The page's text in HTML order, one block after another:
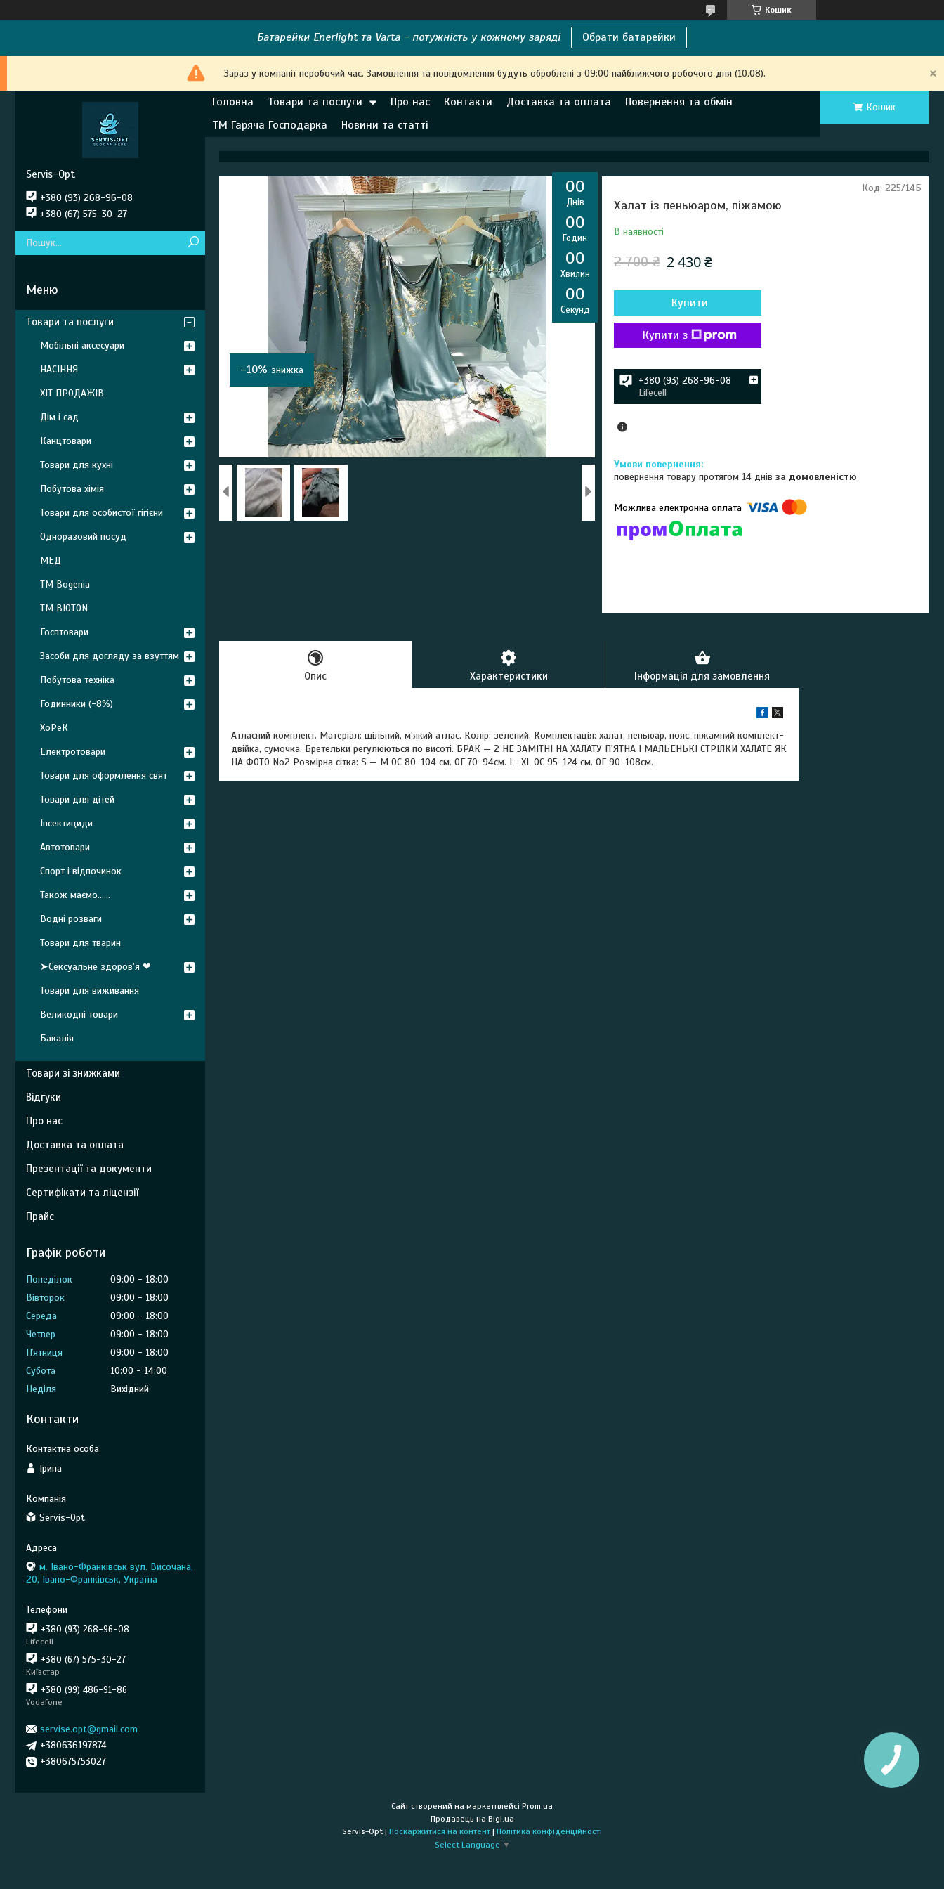
Кошик
Батарейки Enerlight та Varta - потужність у кожному заряді Обрати батарейки
Зараз у компанії неробочий час. Замовлення та повідомлення будуть оброблені з 09:00 найближчого робочого дня (10.08).
Головна Товари та послуги Про нас Контакти Доставка та оплата
Повернення та обмін
ТМ Гаряча Господарка
Новини та статті
Кошик
00
Днів
00
Годин
00
Хвилин
00
Секунд
–10%
Халат із пеньюаром, піжамою
В наявності
Код: 225/14Б
2 700 ₴ 2 430 ₴
Купити
Купити з
+380 (93) 268-96-08
Lifecell
повернення товару протягом 14 днівза домовленістю
Опис Характеристики Інформація для замовлення
Атласний комплект. Матеріал: щільний, м'який атлас. Колір: зелений. Комплектація: халат, пеньюар, пояс, піжамний комплект-
двійка, сумочка. Бретельки регулюються по висоті. БРАК — 2 НЕ ЗАМІТНІ НА ХАЛАТУ П'ЯТНА І МАЛЬЕНЬКІ СТРІЛКИ ХАЛАТЕ ЯК
НА ФОТО No2 Розмірна сітка: S — М ОС 80-104 см. ОГ 70-94см. L- XL ОС 95-124 см. ОГ 90-108см.
Servis-Opt
+380 (93) 268-96-08
+380 (67) 575-30-27
Товари та послуги
Мобільні аксесуари
НАСІННЯ
ХІТ ПРОДАЖІВ
Дім і сад
Канцтовари
Товари для кухні
Побутова хімія
Товари для особистої гігієни
Одноразовий посуд
МЕД
ТМ Bogenia
ТМ BIOTON
Госптовари
Засоби для догляду за взуттям
Побутова техніка
Годинники (-8%)
ХоРеК
Електротовари
Товари для оформлення свят
Товари для дітей
Інсектициди
Автотовари
Спорт і відпочинок
Також маємо......
Водні розваги
Товари для тварин
➤Сексуальне здоров'я ❤
Товари для виживання
Великодні товари
Бакалія
Товари зі знижками
Відгуки
Про нас
Доставка та оплата
Презентації та документи
Сертифікати та ліцензії
Прайс
Графік роботи
Понеділок 09:00
18:00
Вівторок
09:00
18:00
Середа
09:00
18:00
Четвер
09:00
18:00
Пʼятниця
09:00
18:00
Субота
10:00
14:00
Неділя
Вихідний
Контакти
Ірина
Servis-Opt
м. Івано-Франківськ вул. Височана,
20, Івано-Франківськ, Україна
+380 (93) 268-96-08
Lifecell
+380 (67) 575-30-27
Київстар
+380 (99) 486-91-86
Vodafone
servise.opt@gmail.com
+380636197874
+380675753027
Сайт створений на маркетплейсі Prom.ua
Продавець на Bigl.ua
Servis-Opt | Поскаржитися на контент | Політика конфіденційності
Select Language ▼